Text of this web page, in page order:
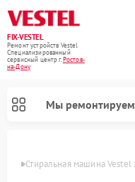
FIX-VESTEL
Ремонт устройств Vestel
Специализированный
cервисный центр г.Ростов-
на-Дону
Мы ремонтируем
Стиральная машина Vestel